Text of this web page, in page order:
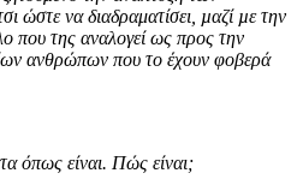
ώστε να διαδραματίσει, µαζί µε την
που της αναλογεί ως προς την
ανθρώπων που το έχουν φοβερά
όπως είναι. Πώς είναι;